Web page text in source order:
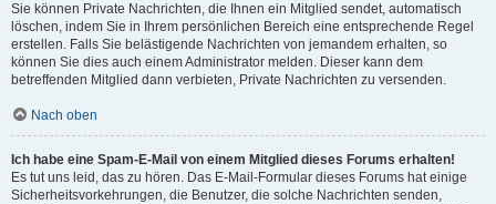
Sie können Private Nachrichten, die Ihnen ein Mitglied sendet, automatisch
löschen, indem Sie in Ihrem persönlichen Bereich eine entsprechende Regel
erstellen. Falls Sie belästigende Nachrichten von jemandem erhalten, so
können Sie dies auch einem Administrator melden. Dieser kann dem
betreffenden Mitglied dann verbieten, Private Nachrichten zu versenden.
Nach oben
Ich habe eine Spam-E-Mail von einem Mitglied dieses Forums erhalten!
Es tut uns leid, das zu hören. Das E-Mail-Formular dieses Forums hat einige
Sicherheitsvorkehrungen, die Benutzer, die solche Nachrichten senden,